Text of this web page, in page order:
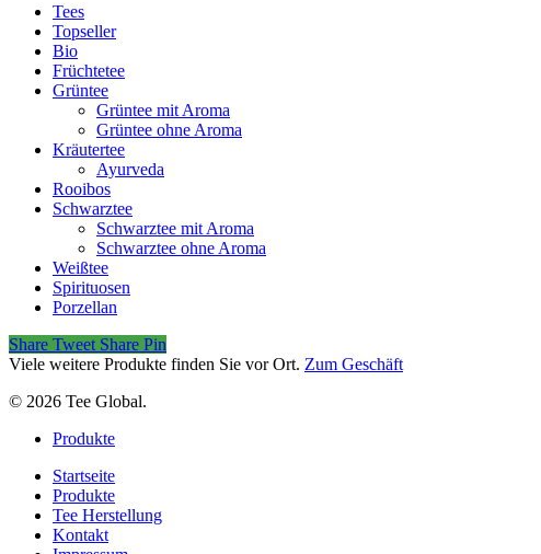
Tees
Topseller
Bio
Früchtetee
Grüntee
Grüntee mit Aroma
Grüntee ohne Aroma
Kräutertee
Ayurveda
Rooibos
Schwarztee
Schwarztee mit Aroma
Schwarztee ohne Aroma
Weißtee
Spirituosen
Porzellan
Share Tweet Share Pin
Viele weitere Produkte finden Sie vor Ort. Zum Geschäft
© 2026 Tee Global.
Close
Produkte
Startseite
Produkte
Tee Herstellung
Kontakt